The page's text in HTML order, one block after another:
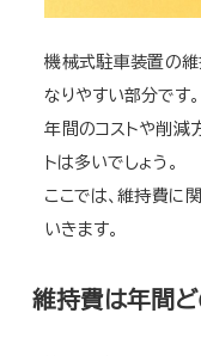
機械式駐車装置の維
なりやすい部分です。
年間のコストや削減
トは多いでしょう。
ここでは、維持費に
いきます。
維持費は年間ど